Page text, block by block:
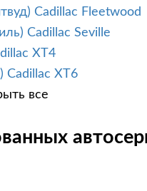
Cadillac Fleetwood
Cadillac Seville
XT4
Cadillac XT6
все